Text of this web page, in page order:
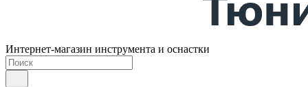
Интернет-магазин инструмента и оснастки